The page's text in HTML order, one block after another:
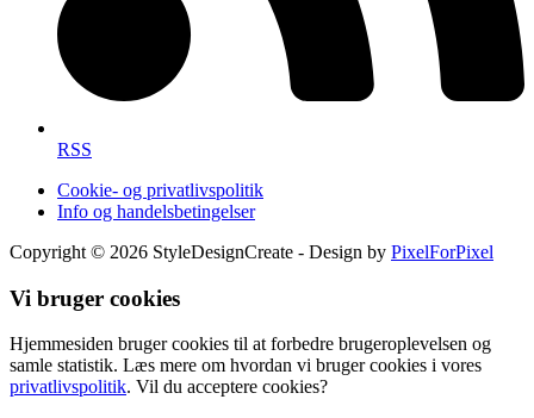
RSS
Cookie- og privatlivspolitik
Info og handelsbetingelser
Copyright © 2026 StyleDesignCreate - Design by PixelForPixel
Vi bruger cookies
Hjemmesiden bruger cookies til at forbedre brugeroplevelsen og
samle statistik. Læs mere om hvordan vi bruger cookies i vores
privatlivspolitik. Vil du acceptere cookies?